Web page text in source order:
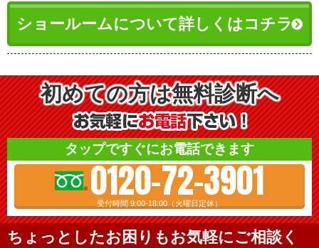
ショールームについて詳しくはコチラ
初めての方は無料診断へ
タップですぐにお電話できます
0120-72-3901
受付時間 9:00-18:00（火曜日定休）
ちょっとしたお困りもお気軽にご相談く